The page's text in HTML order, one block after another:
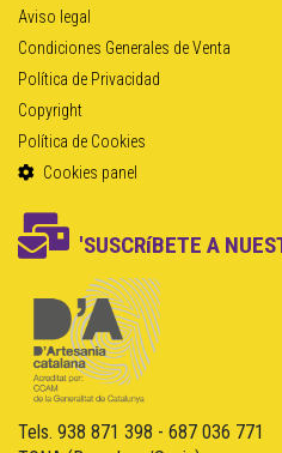
Aviso legal
Condiciones Generales de Venta
Política de Privacidad
Copyright
Política de Cookies
Cookies panel
'SUSCRíBETE A
Tels. 938 871 398 - 687 036 771